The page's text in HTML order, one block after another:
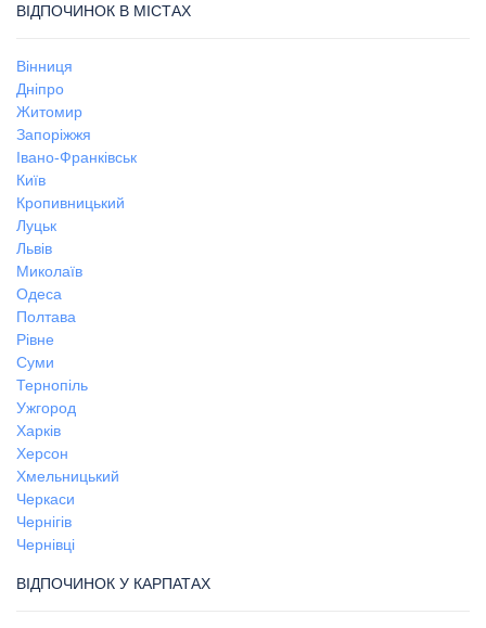
ВІДПОЧИНОК В МІСТАХ
Вінниця
Дніпро
Житомир
Запоріжжя
Івано-Франківськ
Київ
Кропивницький
Луцьк
Львів
Миколаїв
Одеса
Полтава
Рівне
Суми
Тернопіль
Ужгород
Харків
Херсон
Хмельницький
Черкаси
Чернігів
Чернівці
ВІДПОЧИНОК У КАРПАТАХ